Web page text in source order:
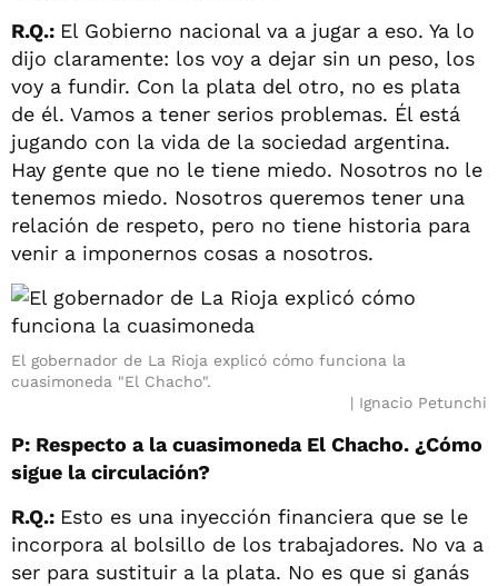
R.Q.: El Gobierno nacional va a jugar a eso. Ya lo
dijo claramente: los voy a dejar sin un peso, los
voy a fundir. Con la plata del otro, no es plata
de él. Vamos a tener serios problemas. Él está
jugando con la vida de la sociedad argentina.
Hay gente que no le tiene miedo. Nosotros no le
tenemos miedo. Nosotros queremos tener una
relación de respeto, pero no tiene historia para
venir a imponernos cosas a nosotros.
El gobernador de La Rioja explicó cómo funciona la
cuasimoneda "El Chacho".
Ignacio Petunchi
P: Respecto a la cuasimoneda El Chacho. ¿Cómo
sigue la circulación?
R.Q.: Esto es una inyección financiera que se le
incorpora al bolsillo de los trabajadores. No va a
ser para sustituir a la plata. No es que si ganás